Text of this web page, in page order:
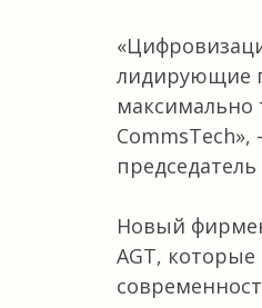
лидирующие
максимально
CommsTech»,
Новый
AGT,